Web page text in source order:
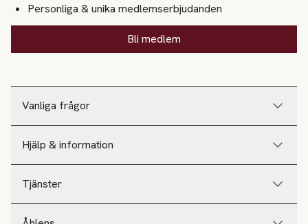
Vanliga frågor
Hjälp & information
Tjänster
Personliga & unika medlemserbjudanden
Bli medlem